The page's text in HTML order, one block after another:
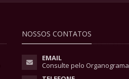
NOSSOS CONTATOS
EMAIL
Consulte pelo Organograma